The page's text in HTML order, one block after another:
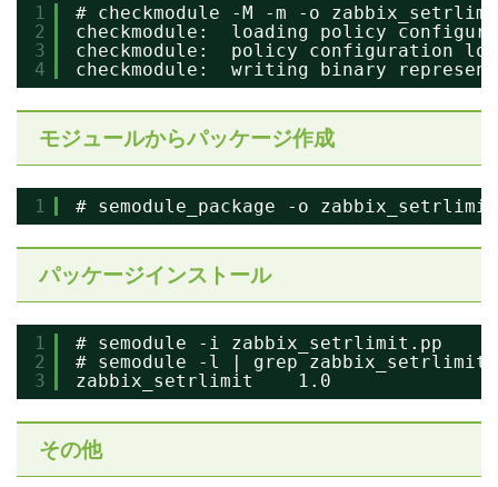
1
2
3
4
# checkmodule -M -m -o
checkmodule:  loading policy
checkmodule:  policy configuration
checkmodule:  writing binary
モジュールからパッケージ作成
1 # semodule_package -o
パッケージインストール
1
2
3
# semodule -i zabbix_setrlimit.pp
# semodule -l | grep zabbix_setrlimit
zabbix_setrlimit    1.0
その他